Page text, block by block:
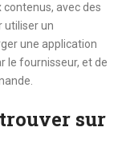
contenus, avec des
utiliser un
une application
le fournisseur, et de
sur